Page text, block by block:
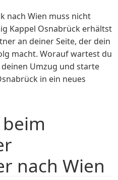
nach Wien muss nicht
Kappel Osnabrück erhältst
an deiner Seite, der dein
macht. Worauf wartest du
Umzug und starte
in ein neues
nach Wien